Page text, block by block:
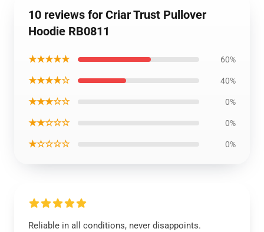
10 reviews for Criar Trust Pullover
Hoodie RB0811
★★★★★ 60%
★★★★☆ 40%
★★★☆☆ 0%
★★☆☆☆ 0%
★☆☆☆☆ 0%
Reliable in all conditions, never disappoints.